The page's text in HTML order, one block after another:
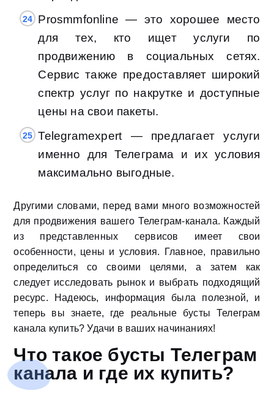
Prosmmfonline — это хорошее место
для тех, кто ищет услуги по
продвижению в социальных сетях.
Сервис также предоставляет широкий
спектр услуг по накрутке и доступные
цены на свои пакеты.
Telegramexpert — предлагает услуги
именно для Телеграма и их условия
максимально выгодные.
Другими словами, перед вами много возможностей
для продвижения вашего Телеграм-канала. Каждый
из представленных сервисов имеет свои
особенности, цены и условия. Главное, правильно
определиться со своими целями, а затем как
следует исследовать рынок и выбрать подходящий
ресурс. Надеюсь, информация была полезной, и
теперь вы знаете, где реальные бусты Телеграм
канала купить? Удачи в ваших начинаниях!
Что такое бусты Телеграм
канала и где их купить?